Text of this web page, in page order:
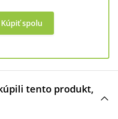
Kúpiť spolu
tento produkt,